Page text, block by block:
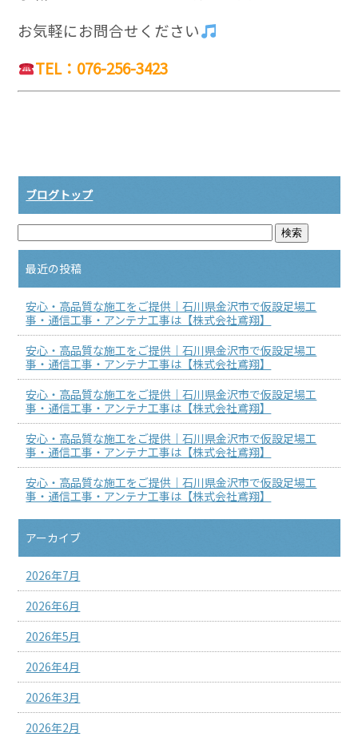
お気軽にお問合せください
TEL：076-256-3423
ブログトップ
最近の投稿
安心・高品質な施工をご提供｜石川県金沢市で仮設足場工
事・通信工事・アンテナ工事は【株式会社鳶翔】
安心・高品質な施工をご提供｜石川県金沢市で仮設足場工
事・通信工事・アンテナ工事は【株式会社鳶翔】
安心・高品質な施工をご提供｜石川県金沢市で仮設足場工
事・通信工事・アンテナ工事は【株式会社鳶翔】
安心・高品質な施工をご提供｜石川県金沢市で仮設足場工
事・通信工事・アンテナ工事は【株式会社鳶翔】
安心・高品質な施工をご提供｜石川県金沢市で仮設足場工
事・通信工事・アンテナ工事は【株式会社鳶翔】
アーカイブ
2026年7月
2026年6月
2026年5月
2026年4月
2026年3月
2026年2月